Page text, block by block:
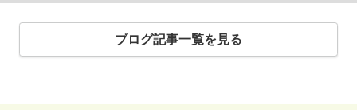
ブログ記事一覧を見る